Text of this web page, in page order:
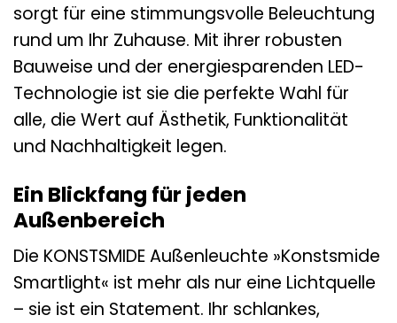
sorgt für eine stimmungsvolle Beleuchtung
rund um Ihr Zuhause. Mit ihrer robusten
Bauweise und der energiesparenden LED-
Technologie ist sie die perfekte Wahl für
alle, die Wert auf Ästhetik, Funktionalität
und Nachhaltigkeit legen.
Ein Blickfang für jeden
Außenbereich
Die KONSTSMIDE Außenleuchte »Konstsmide
Smartlight« ist mehr als nur eine Lichtquelle
– sie ist ein Statement. Ihr schlankes,